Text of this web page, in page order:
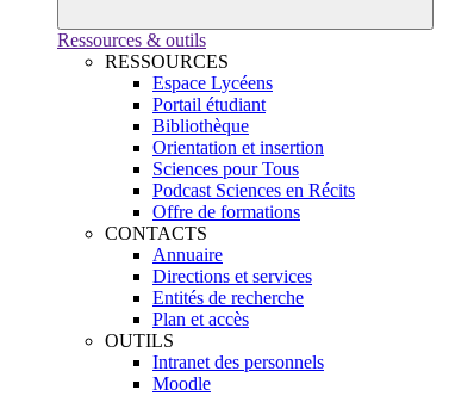
Ressources & outils
RESSOURCES
Espace Lycéens
Portail étudiant
Bibliothèque
Orientation et insertion
Sciences pour Tous
Podcast Sciences en Récits
Offre de formations
CONTACTS
Annuaire
Directions et services
Entités de recherche
Plan et accès
OUTILS
Intranet des personnels
Moodle